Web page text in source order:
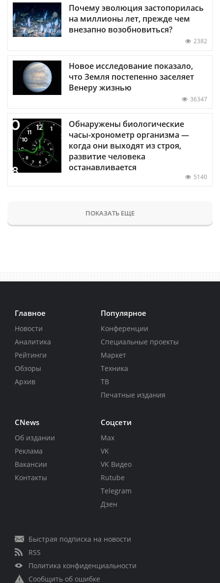
Почему эволюция застопорилась
на миллионы лет, прежде чем
внезапно возобновиться?
2382
Новое исследование показало,
что Земля постепенно заселяет
Венеру жизнью
36347
Обнаружены биологические
часы-хронометр организма —
когда они выходят из строя,
развитие человека
останавливается
5140
ПОКАЗАТЬ ЕЩЕ
Главное
Новости
Аналитика
Рейтинги
Обзоры
Архив
Популярное
Конференции
Специальные проекты
Маркет
Техника
ТВ
Печатные издания
CNews
Об издании
Реклама
Вакансии
Контакты
Соцсети
Max
VK
VK Видео
Rutube
Telegram
Дзен
Быстрая подписка на новости
RSS
Политика конфиденциальности
Сообщить об ошибке